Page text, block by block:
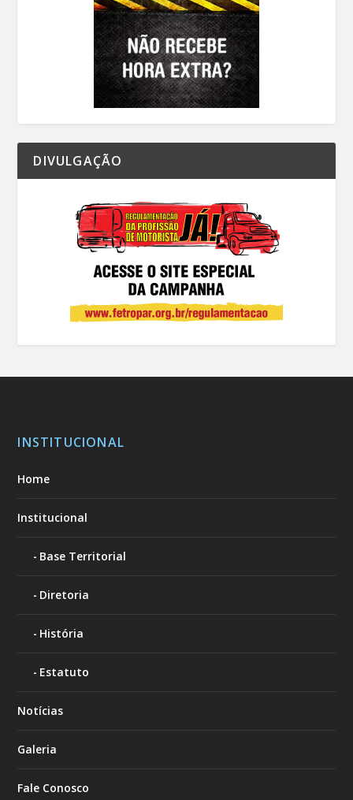
DIVULGAÇÃO
INSTITUCIONAL
Home
Institucional
Base Territorial
Diretoria
História
Estatuto
Notícias
Galeria
Fale Conosco